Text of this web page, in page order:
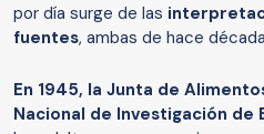
por día surge de las
fuentes, ambas de hace
En 1945, la Junta de
Nacional de Investigación de